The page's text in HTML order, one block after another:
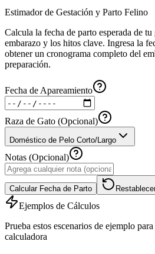
Estimador de Gestación y Parto Felino
Calcula la fecha de parto esperada de
embarazo y los hitos clave. Ingresa la
obtener un cronograma completo del
preparación.
Fecha de Apareamiento
Raza de Gato (Opcional)
Doméstico de Pelo Corto/Largo
Notas (Opcional)
Calcular Fecha de Parto
Ejemplos de Cálculos
Prueba estos escenarios de ejemplo
calculadora